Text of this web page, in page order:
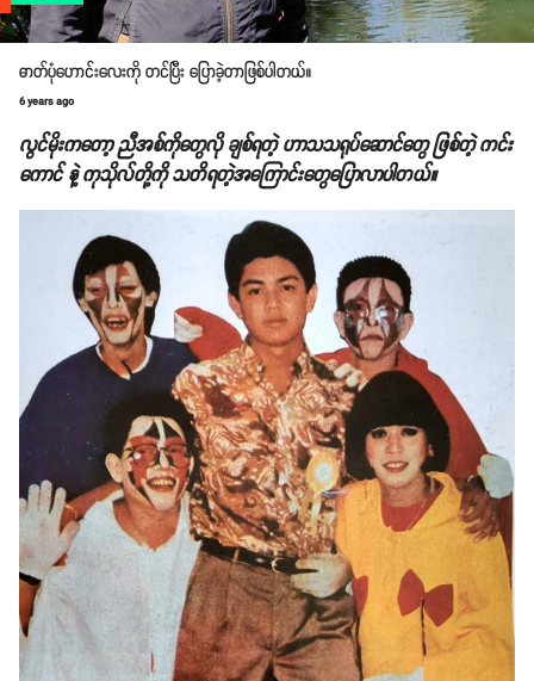
ဓာတ်ပုံဟောင်းလေးကို တင်ပြီး ပြောခဲ့တာဖြစ်ပါတယ်။
6 years ago
လွင်မိုးကတော့ ညီအစ်ကိုတွေလို ချစ်ရတဲ့ ဟာသသရုပ်ဆောင်တွေ ဖြစ်တဲ့ ကင်း
ကောင် နဲ့ ကုသိုလ်တို့ကို သတိရတဲ့အကြောင်းတွေပြောလာပါတယ်။